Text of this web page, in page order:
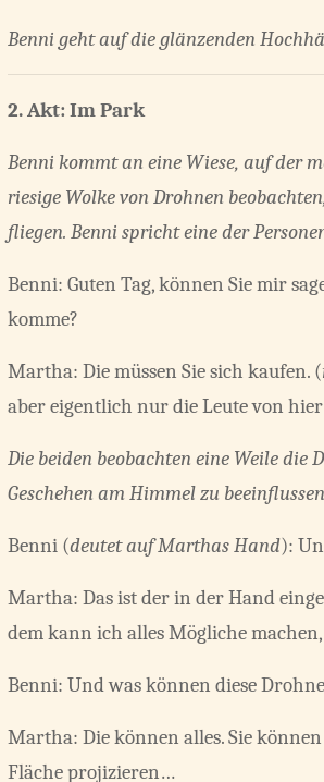
Benni geht auf die glänzenden
2. Akt: Im Park
Benni kommt an eine Wiese, auf der
riesige Wolke von Drohnen
fliegen. Benni spricht eine der
Benni: Guten Tag, können Sie mir
komme?
Martha: Die müssen Sie sich kaufen. (
aber eigentlich nur die Leute von
Die beiden beobachten eine Weile
Geschehen am Himmel zu
Benni (deutet auf Marthas Hand):
Martha: Das ist der in der Hand
dem kann ich alles Mögliche
Benni: Und was können diese
Martha: Die können alles. Sie
Fläche projizieren…